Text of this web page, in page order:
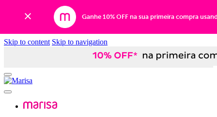
Ganhe 10% OFF na sua primeira compra
Skip to content Skip to navigation